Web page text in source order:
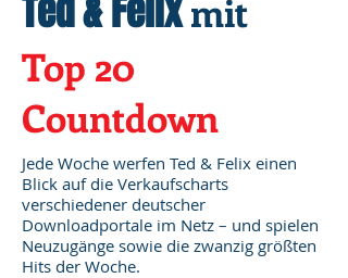
Ted & Felixmit
Top 20
Countdown
Jede Woche werfen Ted & Felix einen
Blick auf die Verkaufscharts
verschiedener deutscher
Downloadportale im Netz – und spielen
Neuzugänge sowie die zwanzig größten
Hits der Woche.